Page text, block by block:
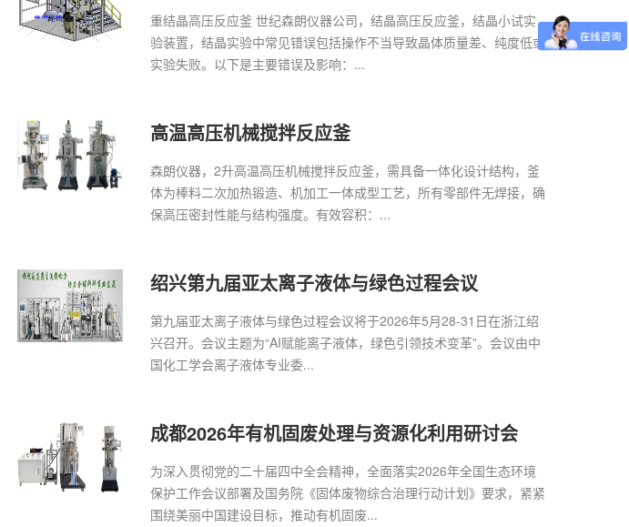
重结晶高压反应釜 世纪森朗仪器公司，结晶高压反应釜，结晶小试实
验装置，‌结晶实验中常见错误‌包括操作不当导致晶体质量差、纯度低或
实验失败。以下是主要错误及影响：...
高温高压机械搅拌反应釜
森朗仪器，2升高温高压机械搅拌反应釜，需具备一体化设计结构，釜
体为棒料二次加热锻造、机加工一体成型工艺，所有零部件无焊接，确
保高压密封性能与结构强度。有效容积：...
绍兴第九届亚太离子液体与绿色过程会议
第九届亚太离子液体与绿色过程会议将于2026年5月28-31日在浙江绍
兴召开。会议主题为“AI赋能离子液体，绿色引领技术变革”。会议由中
国化工学会离子液体专业委...
成都2026年有机固废处理与资源化利用研讨会
为深入贯彻党的二十届四中全会精神，全面落实2026年全国生态环境
保护工作会议部署及国务院《固体废物综合治理行动计划》要求，紧紧
围绕美丽中国建设目标，推动有机固废...